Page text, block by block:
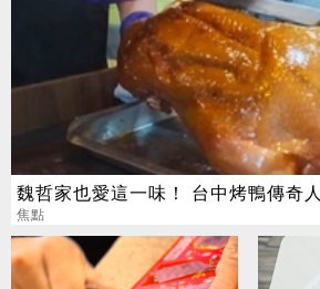
魏哲家也愛這一味！ 台中烤鴨傳奇
焦點